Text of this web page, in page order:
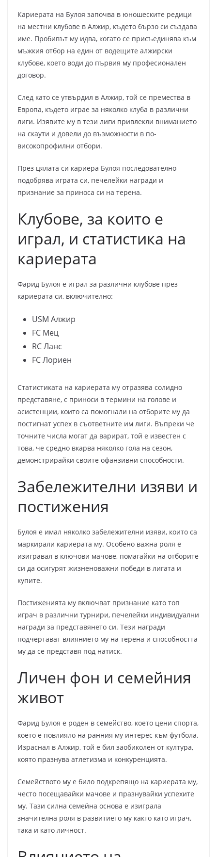
Кариерата на Булоя започва в юношеските редици
на местни клубове в Алжир, където бързо си създава
име. Пробивът му идва, когато се присъединява към
мъжкия отбор на един от водещите алжирски
клубове, което води до първия му професионален
договор.
След като се утвърдил в Алжир, той се премества в
Европа, където играе за няколко клуба в различни
лиги. Изявите му в тези лиги привлекли вниманието
на скаути и довели до възможности в по-
високопрофилни отбори.
През цялата си кариера Булоя последователно
подобрява играта си, печелейки награди и
признание за приноса си на терена.
Клубове, за които е
играл, и статистика на
кариерата
Фарид Булоя е играл за различни клубове през
кариерата си, включително:
USM Алжир
FC Мец
RC Ланс
FC Лориен
Статистиката на кариерата му отразява солидно
представяне, с приноси в термини на голове и
асистенции, които са помогнали на отборите му да
постигнат успех в съответните им лиги. Въпреки че
точните числа могат да варират, той е известен с
това, че средно вкарва няколко гола на сезон,
демонстрирайки своите офанзивни способности.
Забележителни изяви и
постижения
Булоя е имал няколко забележителни изяви, които са
маркирали кариерата му. Особено важна роля е
изигравал в ключови мачове, помагайки на отборите
си да осигурят жизненоважни победи в лигата и
купите.
Постиженията му включват признание като топ
играч в различни турнири, печелейки индивидуални
награди за представянето си. Тези награди
подчертават влиянието му на терена и способността
му да се представя под натиск.
Личен фон и семейния
живот
Фарид Булоя е роден в семейство, което цени спорта,
което е повлияло на ранния му интерес към футбола.
Израснал в Алжир, той е бил заобиколен от култура,
която празнува атлетизма и конкуренцията.
Семейството му е било подкрепящо на кариерата му,
често посещавайки мачове и празнувайки успехите
му. Тази силна семейна основа е изиграла
значителна роля в развитието му както като играч,
така и като личност.